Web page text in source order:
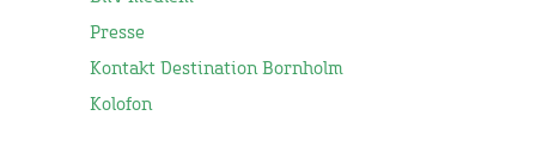
Presse
Kontakt Destination Bornholm
Kolofon